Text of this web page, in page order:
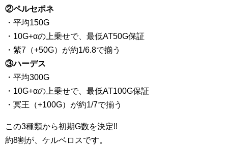
②ペルセポネ
・平均150G
・10G+αの上乗せで、最低AT50G保証
・紫7（+50G）が約1/6.8で揃う
③ハーデス
・平均300G
・10G+αの上乗せで、最低AT100G保証
・冥王（+100G）が約1/7で揃う
この3種類から初期G数を決定!!
約8割が、ケルベロスです。